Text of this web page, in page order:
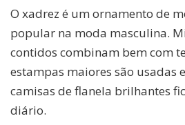
O xadrez é um ornamento de
popular na moda masculina.
contidos combinam bem com
estampas maiores são usadas
camisas de flanela brilhantes
diário.